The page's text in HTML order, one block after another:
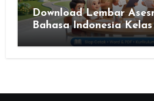
Download Lembar
Bahasa Indonesia
– Bank Soal & Rubrik